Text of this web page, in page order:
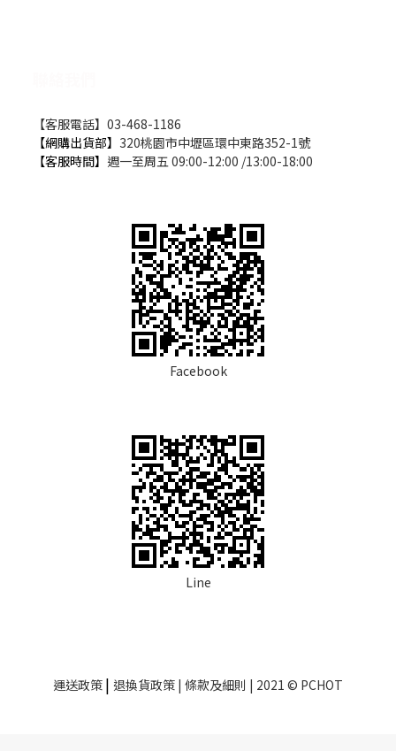
【客服電話】03-468-1186
【網購出貨部】 320桃園市中壢區環中東路352-1號
【客服時間】 週一至周五 09:00-12:00 /13:00-18:00
Facebook
Line
運送政策 | 退換貨政策 | 條款及細則 | 2021 © PCHOT